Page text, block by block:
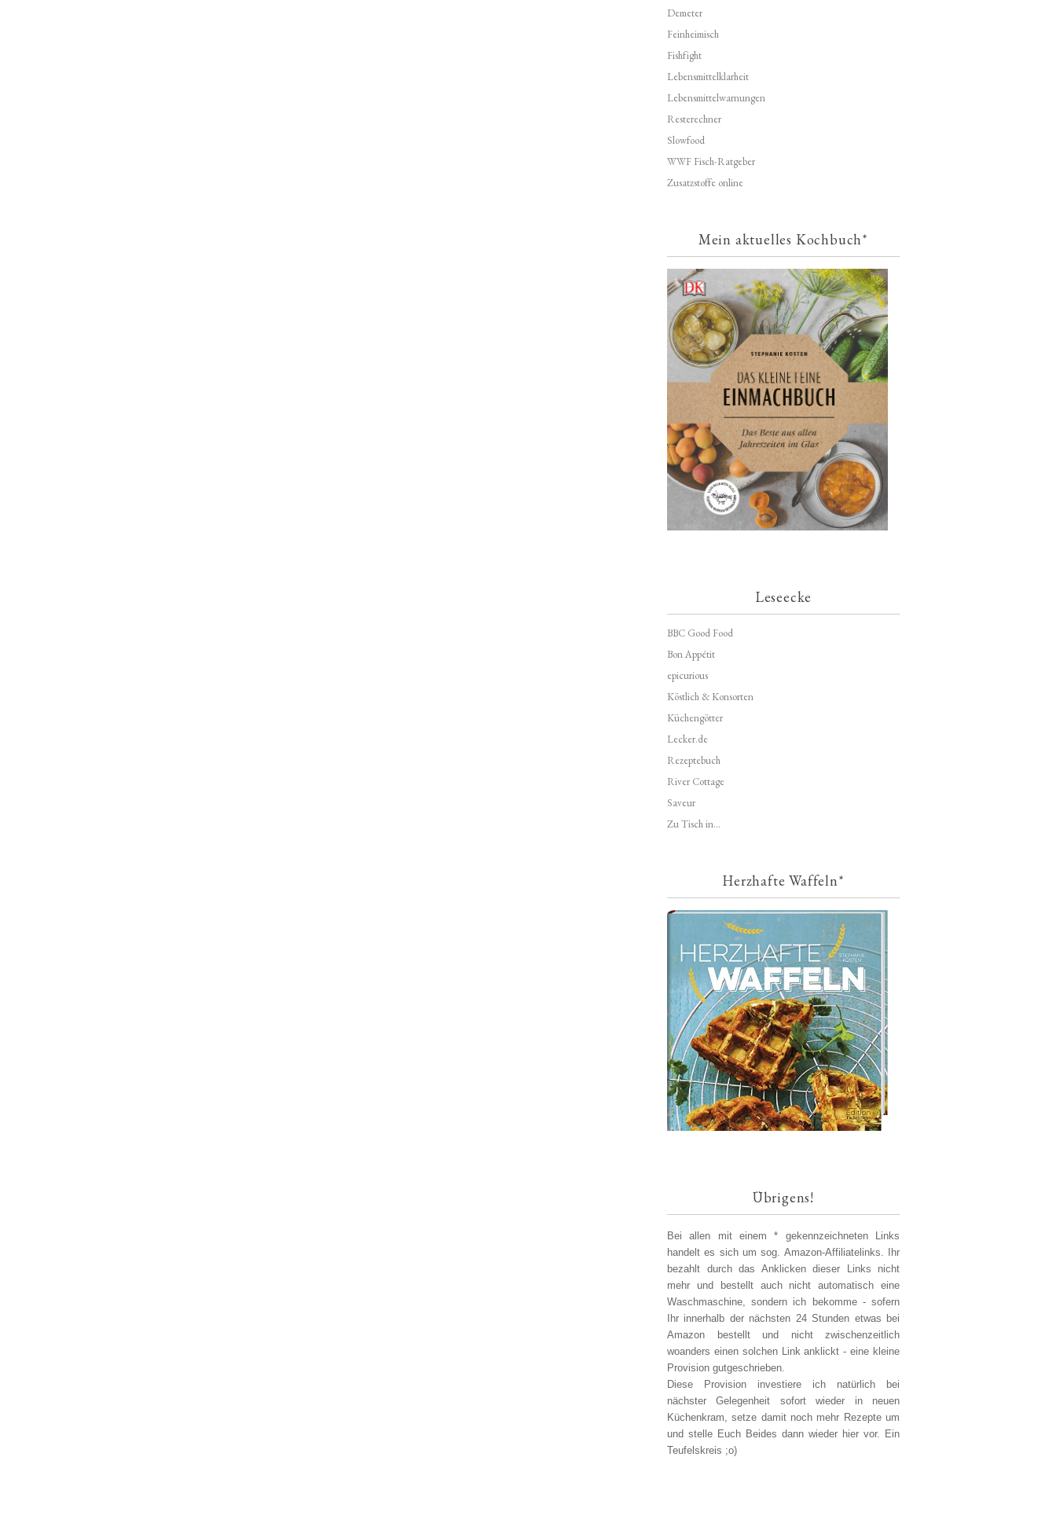
Demeter
Feinheimisch
Fishfight
Lebensmittelklarheit
Lebensmittelwarnungen
Resterechner
Slowfood
WWF Fisch-Ratgeber
Zusatzstoffe online
Mein aktuelles Kochbuch*
Leseecke
BBC Good Food
Bon Appétit
epicurious
Köstlich & Konsorten
Küchengötter
Lecker.de
Rezeptebuch
River Cottage
Saveur
Zu Tisch in...
Herzhafte Waffeln*
Übrigens!
Bei allen mit einem * gekennzeichneten Links
handelt es sich um sog. Amazon-Affiliatelinks. Ihr
bezahlt durch das Anklicken dieser Links nicht
mehr und bestellt auch nicht automatisch eine
Waschmaschine, sondern ich bekomme - sofern
Ihr innerhalb der nächsten 24 Stunden etwas bei
Amazon bestellt und nicht zwischenzeitlich
woanders einen solchen Link anklickt - eine kleine
Provision gutgeschrieben.
Diese Provision investiere ich natürlich bei
nächster Gelegenheit sofort wieder in neuen
Küchenkram, setze damit noch mehr Rezepte um
und stelle Euch Beides dann wieder hier vor. Ein
Teufelskreis ;o)